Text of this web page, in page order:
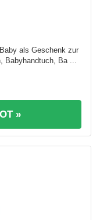
als Geschenk zur
Ba ...
»